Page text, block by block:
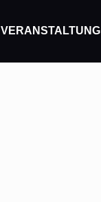
VERANSTALTUNG